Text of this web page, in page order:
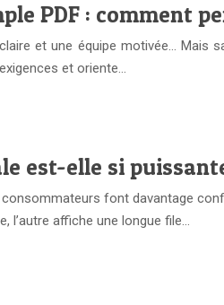
PDF : comment
et une équipe motivée… Mais
et oriente…
est-elle si
font davantage
l’autre affiche une longue file…